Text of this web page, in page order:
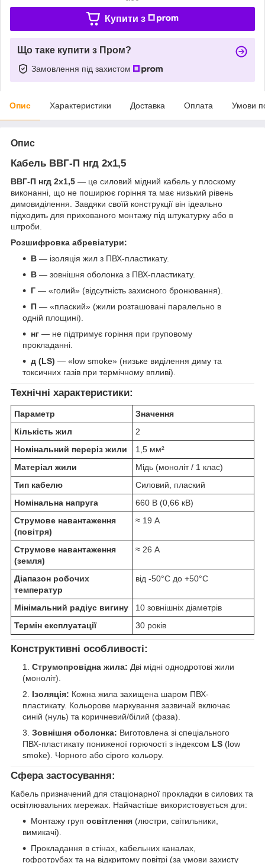
Купити з
Що таке купити з Пром?
Замовлення під захистом
Опис Характеристики Доставка Оплата Умови
Опис
Кабель ВВГ-П нгд 2х1,5
ВВГ-П нгд 2х1,5 — це силовий мідний кабель у плоскому
виконанні, що не поширює горіння та має низький рівень
димовиділення. Завдяки своїй конструкції він ідеально
підходить для прихованого монтажу під штукатурку або в
штроби.
Розшифровка абревіатури:
В — ізоляція жил з ПВХ-пластикату.
В — зовнішня оболонка з ПВХ-пластикату.
Г — «голий» (відсутність захисного бронювання).
П — «плаский» (жили розташовані паралельно в
одній площині).
нг — не підтримує горіння при груповому
прокладанні.
д (LS) — «low smoke» (низьке виділення диму та
токсичних газів при термічному впливі).
Технічні характеристики:
Параметр
Значення
Кількість жил
2
Номінальний переріз жили
1,5 мм²
Матеріал жили
Мідь (моноліт / 1 клас)
Тип кабелю
Силовий, плаский
Номінальна напруга
660 В (0,66 кВ)
Струмове навантаження
(повітря)
≈ 19 А
Струмове навантаження
(земля)
≈ 26 А
Діапазон робочих
температур
від -50°C до +50°C
Мінімальний радіус вигину
10 зовнішніх діаметрів
Термін експлуатації
30 років
Конструктивні особливості:
Струмопровідна жила: Дві мідні однодротові жили
(моноліт).
Ізоляція: Кожна жила захищена шаром ПВХ-
пластикату. Кольорове маркування зазвичай включає
синій (нуль) та коричневий/білий (фаза).
Зовнішня оболонка: Виготовлена зі спеціального
ПВХ-пластикату пониженої горючості з індексом LS (low
smoke). Чорного або сірого кольору.
Сфера застосування:
Кабель призначений для стаціонарної прокладки в силових та
освітлювальних мережах. Найчастіше використовується для:
Монтажу груп освітлення (люстри, світильники,
вимикачі).
Прокладання в стінах, кабельних каналах,
гофротрубах та на відкритому повітрі (за умови захисту